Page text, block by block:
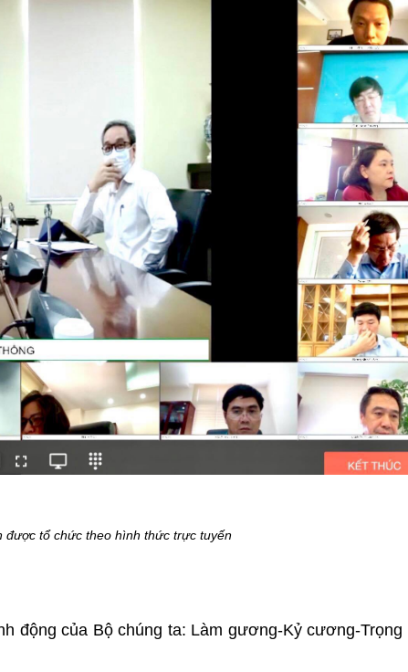
được tổ chức theo hình thức trực tuyến
động của Bộ chúng ta: Làm gương-Kỷ cương-Trọng